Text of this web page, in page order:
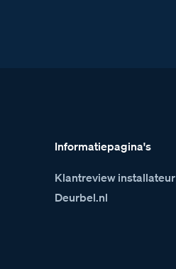
Informatiepagina's
Klantreview installateur
Deurbel.nl